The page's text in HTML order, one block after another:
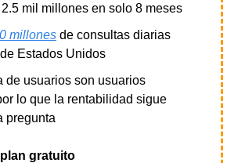
mil millones en solo 8 meses
millones de consultas diarias
Estados Unidos
de usuarios son usuarios
lo que la rentabilidad sigue
pregunta
gratuito